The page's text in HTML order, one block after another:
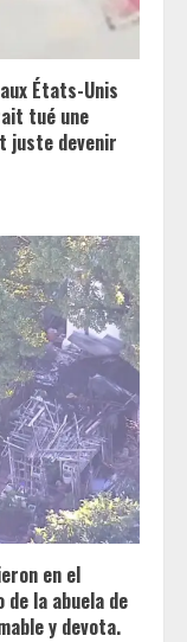
États-Unis
tué une
juste devenir
en el
la abuela de
y devota.